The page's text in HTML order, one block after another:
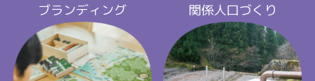
ブランディング 関係人口づくり